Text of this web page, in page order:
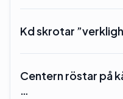
Kd skrotar
Centern röstar på
…